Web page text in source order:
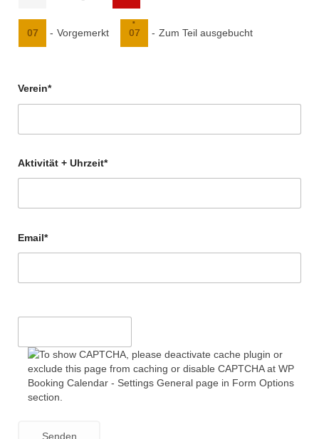
07 - Vorgemerkt
·
07 - Zum Teil ausgebucht
Verein*
Aktivität + Uhrzeit*
Email*